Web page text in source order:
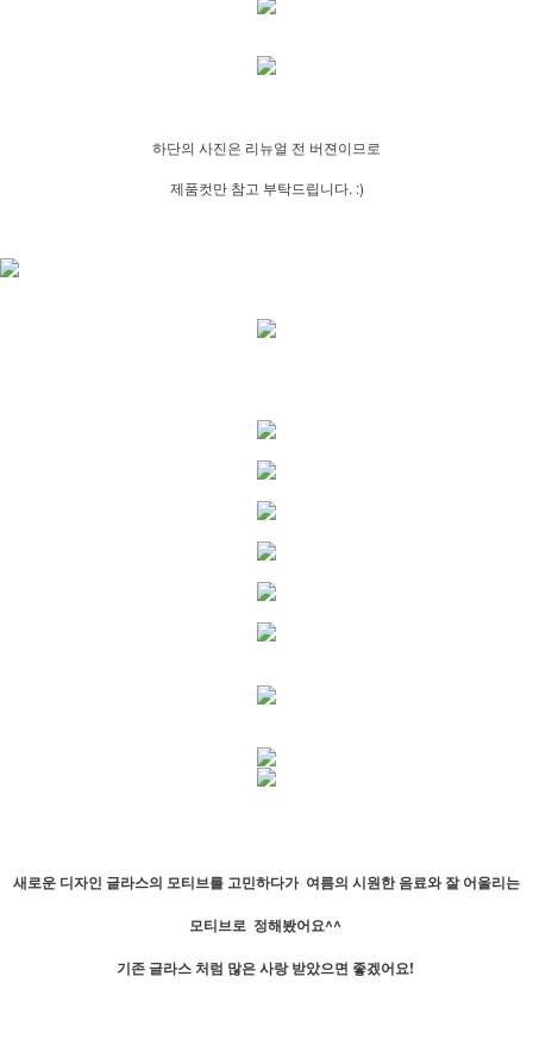
하단의 사진은 리뉴얼 전 버젼이므로
제품컷만 참고 부탁드립니다. :)
새로운 디자인 글라스의 모티브를 고민하다가 여름의 시원한 음료와 잘 어울리는
모티브로 정해봤어요^^
기존 글라스 처럼 많은 사랑 받았으면 좋겠어요!